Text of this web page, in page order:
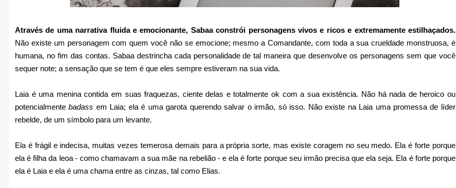
Através de uma narrativa fluida e emocionante, Sabaa constrói personagens vivos e ricos e extremamente estilhaçados.
Não existe um personagem com quem você não se emocione; mesmo a Comandante, com toda a sua crueldade monstruosa, é
humana, no fim das contas. Sabaa destrincha cada personalidade de tal maneira que desenvolve os personagens sem que você
sequer note; a sensação que se tem é que eles sempre estiveram na sua vida.
Laia é uma menina contida em suas fraquezas, ciente delas e totalmente ok com a sua existência. Não há nada de heroico ou
potencialmentebadass em Laia; ela é uma garota querendo salvar o irmão, só isso. Não existe na Laia uma promessa de líder
rebelde, de um símbolo para um levante.
Ela é frágil e indecisa, muitas vezes temerosa demais para a própria sorte, mas existe coragem no seu medo. Ela é forte porque
ela é filha da leoa - como chamavam a sua mãe na rebelião - e ela é forte porque seu irmão precisa que ela seja. Ela é forte porque
ela é Laia e ela é uma chama entre as cinzas, tal como Elias.